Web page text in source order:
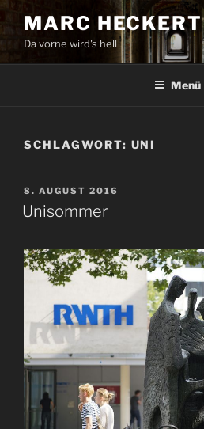
Zum
Inhalt
springen
MARC HECKERT
Da vorne wird's hell
Menü
SCHLAGWORT: UNI
VERÖFFENTLICHT
AM
8. AUGUST 2016
Unisommer